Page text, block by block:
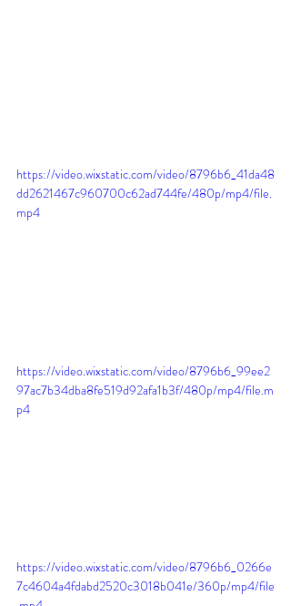
https://video.wixstatic.com/video/8796b6_41da48
dd2621467c960700c62ad744fe/480p/mp4/file.
mp4
https://video.wixstatic.com/video/8796b6_99ee2
97ac7b34dba8fe519d92afa1b3f/480p/mp4/file.m
p4
https://video.wixstatic.com/video/8796b6_0266e
7c4604a4fdabd2520c3018b041e/360p/mp4/file